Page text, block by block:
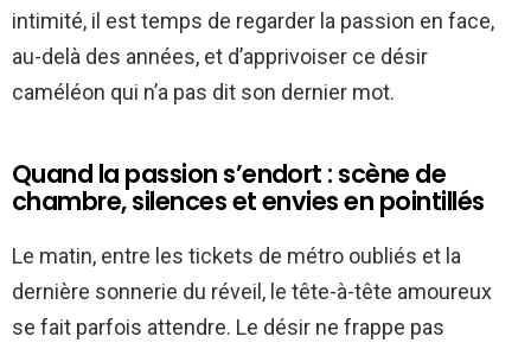
intimité, il est temps de regarder la passion en face,
au-delà des années, et d’apprivoiser ce désir
caméléon qui n’a pas dit son dernier mot.
Quand la passion s’endort : scène de
chambre, silences et envies en pointillés
Le matin, entre les tickets de métro oubliés et la
dernière sonnerie du réveil, le tête-à-tête amoureux
se fait parfois attendre. Le désir ne frappe pas